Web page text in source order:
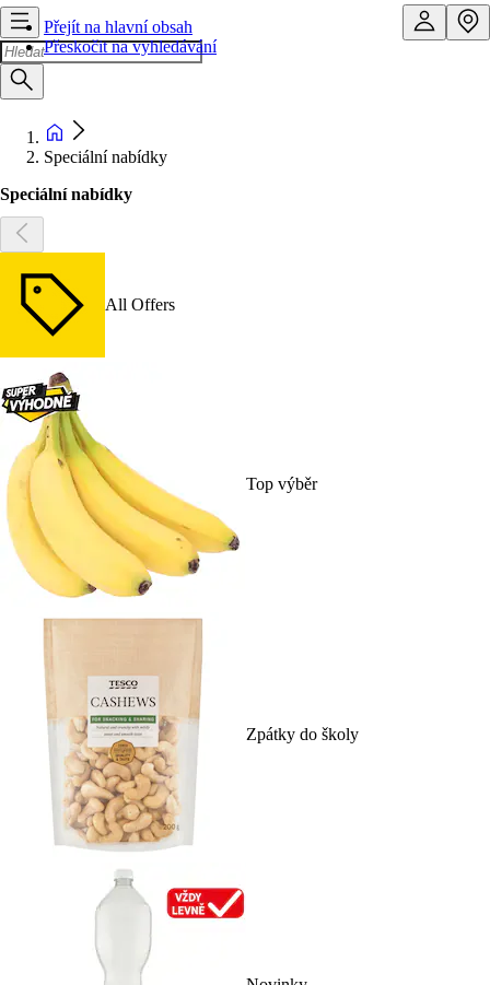
Přejít na hlavní obsah
Přeskočit na vyhledávání
Speciální nabídky
Speciální nabídky
All Offers
Top výběr
Zpátky do školy